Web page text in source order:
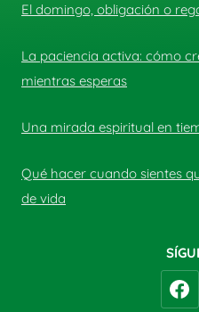
El domingo, obligación o
La paciencia activa: cómo
mientras esperas
Una mirada espiritual en
Qué hacer cuando sientes
de vida